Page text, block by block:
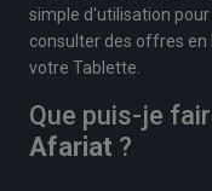
simple d'utilisation
consulter des offres en
votre Tablette.
Que puis-je
Afariat ?